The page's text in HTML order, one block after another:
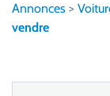
e
Annonces >
vendre